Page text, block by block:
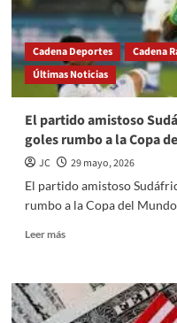
Mundial
2026
Cadena Deportes Cadena
Últimas Noticias
El partido amistoso
goles rumbo a la Copa
JC
29 mayo, 2026
El partido amistoso
rumbo a la Copa del
Leer másRead
El
amistoso